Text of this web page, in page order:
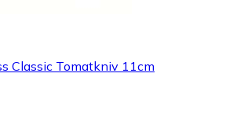
Classic Tomatkniv 11cm